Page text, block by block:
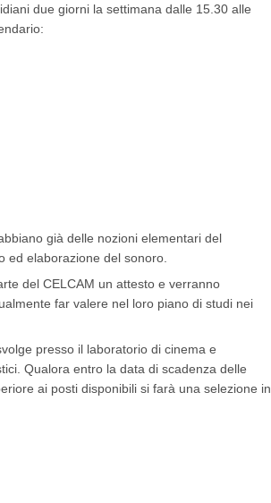
due giorni la settimana dalle 15.30 alle
già delle nozioni elementari del
ed elaborazione del sonoro.
del CELCAM un attesto e verranno
far valere nel loro piano di studi nei
presso il laboratorio di cinema e
Qualora entro la data di scadenza delle
ai posti disponibili si farà una selezione in